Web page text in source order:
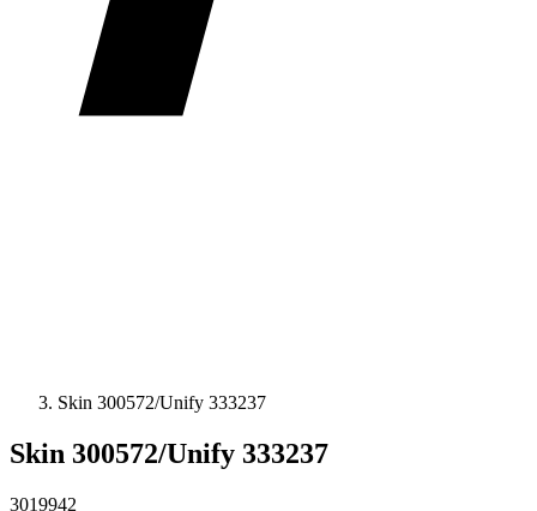
Skin 300572/Unify 333237
Skin 300572/Unify 333237
3019942